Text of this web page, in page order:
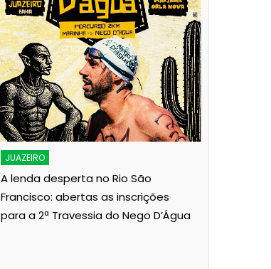
JUAZEIRO
A lenda desperta no Rio São
Francisco: abertas as inscrições
para a 2ª Travessia do Nego D’Água